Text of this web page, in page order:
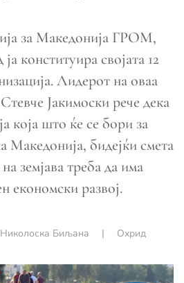
за Македонија ГРОМ,
конституира својата 12
Лидерот на оваа
Јакимоски рече дека
која што ќе се бори за
Македонија, бидејќи смета
земјава треба да има
економски развој.
Николоска Биљана | Охрид